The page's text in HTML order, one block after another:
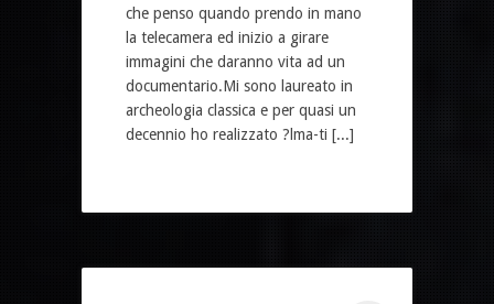
che penso quando prendo in mano
la telecamera ed inizio a girare
immagini che daranno vita ad un
documentario.Mi sono laureato in
archeologia classica e per quasi un
decennio ho realizzato ?lma-ti [...]